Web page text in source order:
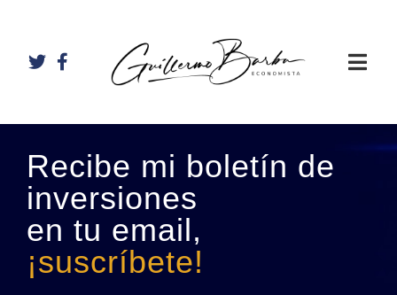
Recibe mi boletín de
inversiones
en tu email,
¡suscríbete!